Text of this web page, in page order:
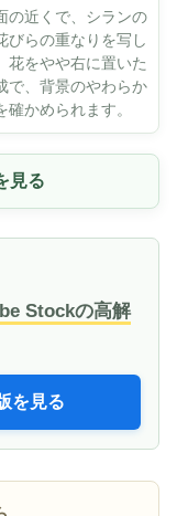
の近くで、シランの
びらの重なりを写し
花をやや右に置いた
で、背景のやわらか
確かめられます。
見る
Stockの高解
を見る